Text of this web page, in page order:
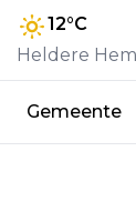
12°C
Heldere
Gemeente